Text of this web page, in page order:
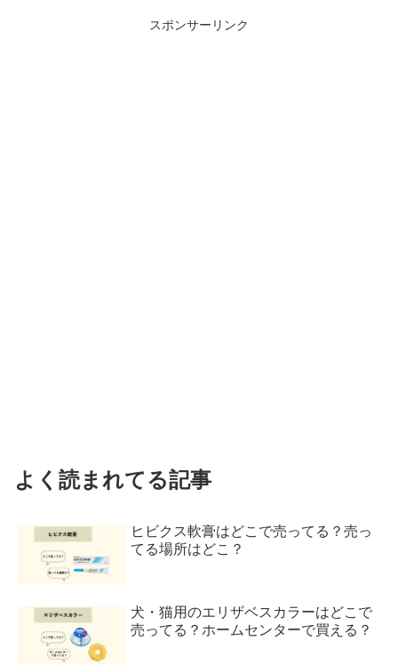
スポンサーリンク
よく読まれてる記事
ヒビクス軟膏はどこで売ってる？売っ
てる場所はどこ？
犬・猫用のエリザベスカラーはどこで
売ってる？ホームセンターで買える？